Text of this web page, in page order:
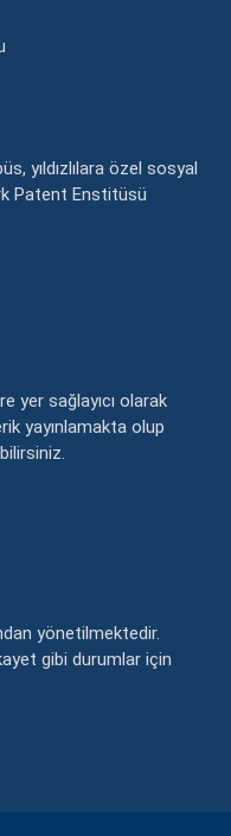
yıldızlılara özel sosyal
Patent Enstitüsü
yer sağlayıcı olarak
yayınlamakta olup
yönetilmektedir.
gibi durumlar için